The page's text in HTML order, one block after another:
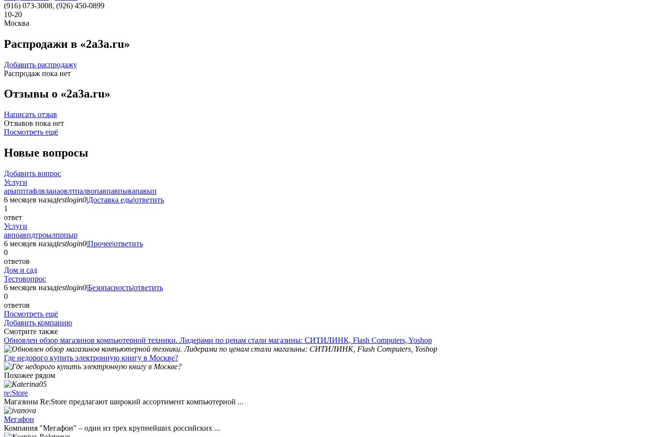
(916) 073-3008, (926) 450-0899
10-20
Москва
Распродажи в «2a3a.ru»
Добавить распродажу
Распродаж пока нет
Отзывы о «2a3a.ru»
Написать отзыв
Отзывов пока нет
Посмотреть ещё
Новые вопросы
Добавить вопрос
Услуги
арыпптафлвлаиаовлтпалвопавпавпывапавып
6 месяцев назадtestlogin0|Доставка еды|ответить
1
ответ
Услуги
авпоавпдтроылпрпыр
6 месяцев назадtestlogin0|Прочее|ответить
0
ответов
Дом и сад
Тестовопрос
6 месяцев назадtestlogin0|Безопасность|ответить
0
ответов
Посмотреть ещё
Добавить компанию
Смотрите также
Обновлен обзор магазинов компьютерной техники. Лидерами по ценам стали магазины: СИТИЛИНК, Flash Computers, Yoshop
Где недорого купить электронную книгу в Москве?
Похожее рядом
re:Store
Магазины Re:Store предлагают широкий ассортимент компьютерной ...
Мегафон
Компания "Мегафон" – один из трех крупнейших российских ...